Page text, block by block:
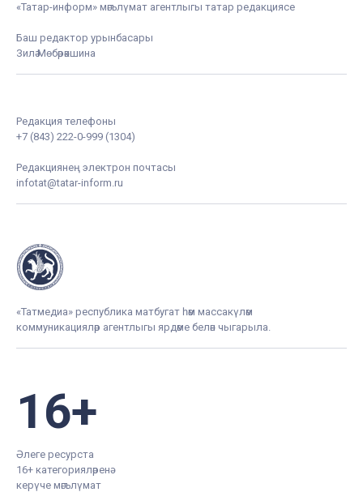
«Татар-информ» мәгълүмат агентлыгы татар редакциясе
Баш редактор урынбасары
Зилә Мөбәрәкшина
Редакция телефоны
+7 (843) 222-0-999 (1304)
Редакциянең электрон почтасы
infotat@tatar-inform.ru
«Татмедиа» республика матбугат һәм массакүләм
коммуникацияләр агентлыгы ярдәме белән чыгарыла.
16+
Әлеге ресурста
16+ категорияләренә
керүче мәгълүмат